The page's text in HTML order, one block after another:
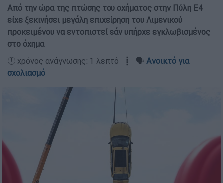
Από την ώρα της πτώσης του οχήματος στην Πύλη Ε4
είχε ξεκινήσει μεγάλη επιχείρηση του Λιμενικού
προκειμένου να εντοπιστεί εάν υπήρχε εγκλωβισμένος
στο όχημα
🕛 χρόνος ανάγνωσης: 1 λεπτό ┋ 🗣️ Ανοικτό για
σχολιασμό